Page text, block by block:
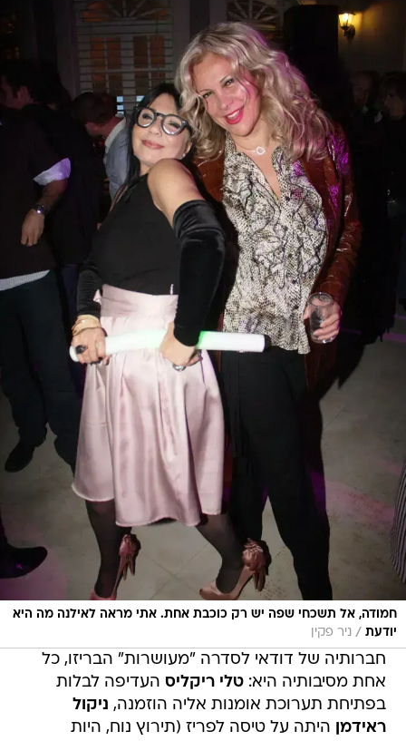
חמודה, אל תשכחי שפה יש רק כוכבת אחת. אתי מראה לאילנה מה היא
יודעת / ניר פקין
חברותיה של דודאי לסדרה "מעושרות" הבריזו, כל
אחת מסיבותיה היא:טלי ריקליס העדיפה לבלות
בפתיחת תערוכת אומנות אליה הוזמנה, ניקול
ראידמן היתה על טיסה לפריז (תירוץ נוח, היות